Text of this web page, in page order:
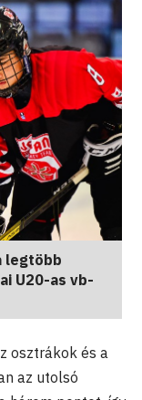
legtöbb
U20-as vb-
osztrákok és a
az utolsó